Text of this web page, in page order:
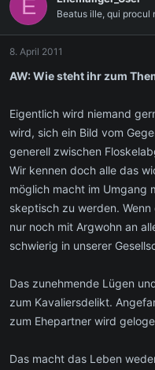
E Beatus ille, qui procul
8. April 2011
AW: Wie steht ihr zum
Eigentlich wird niemand
wird, sich ein Bild vom
generell zwischen
Wir kennen doch alle das
möglich macht im Umgang
skeptisch zu werden.
nur noch mit Argwohn an
schwierig in unserer
Das zunehmende Lügen
zum Kavaliersdelikt.
zum Ehepartner wird
Das macht das Leben